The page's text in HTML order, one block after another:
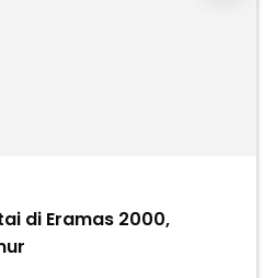
di Eramas 2000,